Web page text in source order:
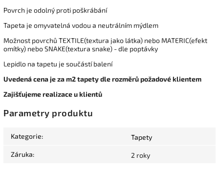
Povrch je odolný proti poškrábání
Tapeta je omyvatelná vodou a neutrálním mýdlem
Možnost povrchů TEXTILE(textura jako látka) nebo MATERIC(efekt
omítky) nebo SNAKE(textura snake) - dle poptávky
Lepidlo na tapetu je součástí balení
Uvedená cena je za m2 tapety dle rozměrů požadové klientem
Zajišťujeme realizace u klientů
Parametry produktu
Kategorie: Tapety
Záruka: 2 roky